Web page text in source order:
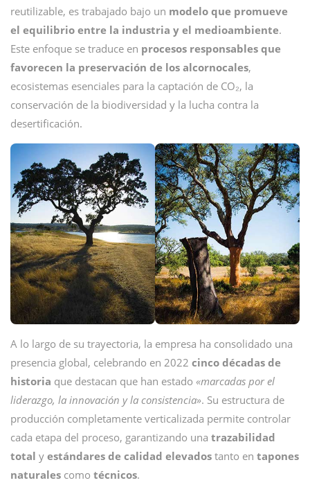
reutilizable, es trabajado bajo un modelo que promueve
el equilibrio entre la industria y el medioambiente.
Este enfoque se traduce en procesos responsables que
favorecen la preservación de los alcornocales,
ecosistemas esenciales para la captación de CO₂, la
conservación de la biodiversidad y la lucha contra la
desertificación.
A lo largo de su trayectoria, la empresa ha consolidado una
presencia global, celebrando en 2022 cinco décadas de
historia que destacan que han estado «marcadas por el
liderazgo, la innovación y la consistencia». Su estructura de
producción completamente verticalizada permite controlar
cada etapa del proceso, garantizando una trazabilidad
total y estándares de calidad elevados tanto en tapones
naturales como técnicos.